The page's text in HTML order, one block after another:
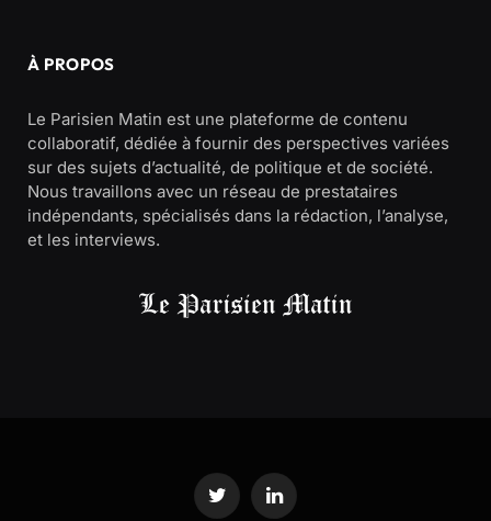
À PROPOS
Le Parisien Matin est une plateforme de contenu
collaboratif, dédiée à fournir des perspectives variées
sur des sujets d’actualité, de politique et de société.
Nous travaillons avec un réseau de prestataires
indépendants, spécialisés dans la rédaction, l’analyse,
et les interviews.
Twitter LinkedIn